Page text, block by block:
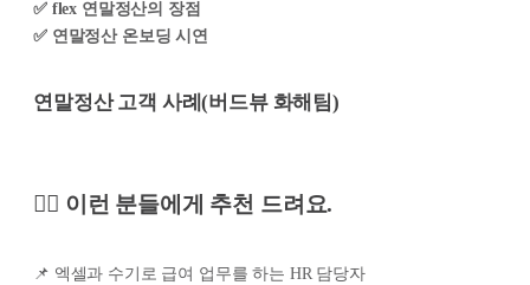
✅ flex 연말정산의 장점
✅ 연말정산 온보딩 시연
연말정산 고객 사례(버드뷰 화해팀)
🙋‍♀️ 이런 분들에게 추천 드려요.
📌 엑셀과 수기로 급여 업무를 하는 HR 담당자